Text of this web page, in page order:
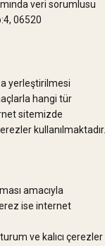
veri sorumlusu
06520
yerleştirilmesi
hangi tür
sitemizde
kullanılmaktadır.
amacıyla
ise internet
ve kalıcı çerezler